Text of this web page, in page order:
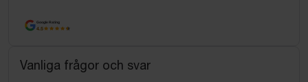
Google Rating
4.5
Vanliga frågor och svar